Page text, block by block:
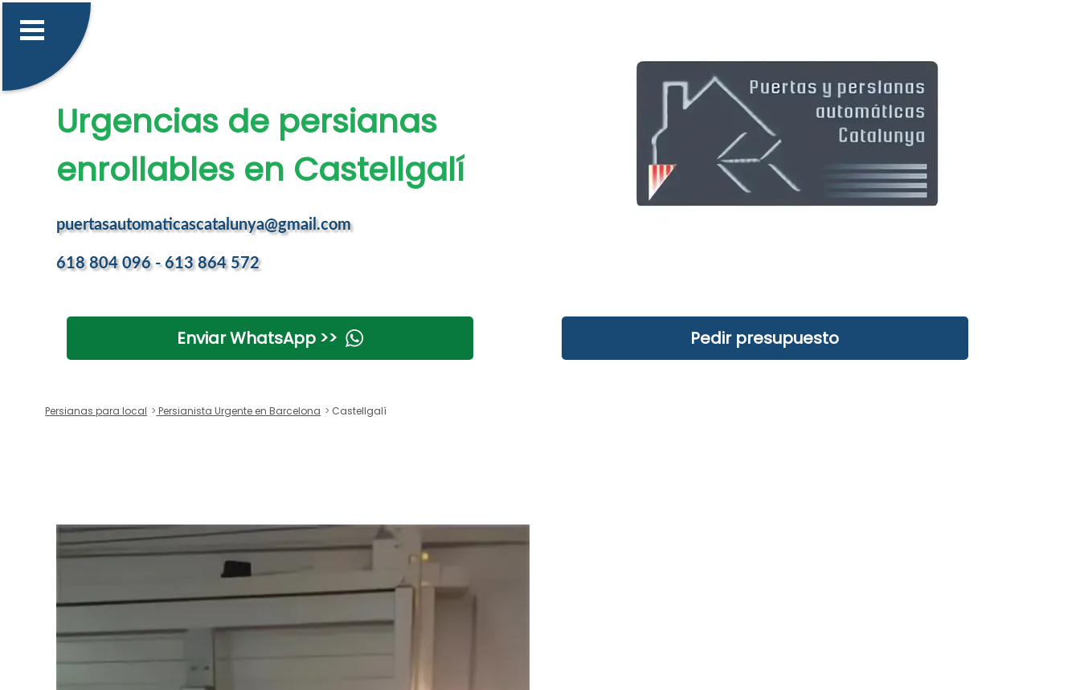
Urgencias de persianas
enrollables en Castellgalí
puertasautomaticascatalunya@gmail.com
618 804 096 - 613 864 572
Enviar WhatsApp >> Pedir presupuesto
Persianas para local Persianista Urgente en Barcelona Castellgalí